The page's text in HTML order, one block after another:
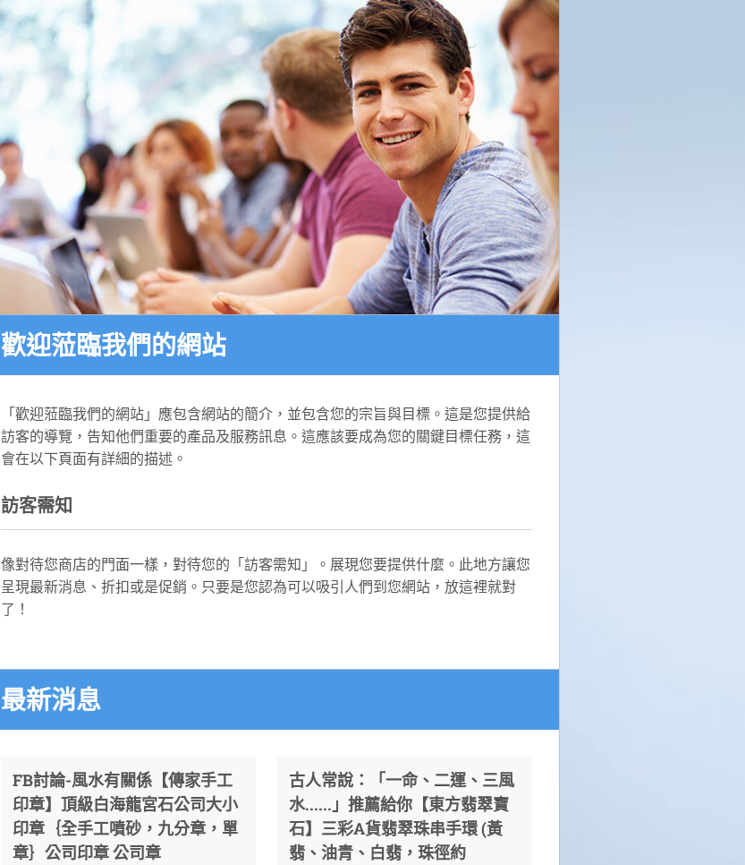
歡迎蒞臨我們的網站
「歡迎蒞臨我們的網站」應包含網站的簡介，並包含您的宗旨與目標。這是您提供給
訪客的導覽，告知他們重要的產品及服務訊息。這應該要成為您的關鍵目標任務，這
會在以下頁面有詳細的描述。
訪客需知
像對待您商店的門面一樣，對待您的「訪客需知」。展現您要提供什麼。此地方讓您
呈現最新消息、折扣或是促銷。只要是您認為可以吸引人們到您網站，放這裡就對
了！
最新消息
FB討論-風水有關係【傳家手工
印章】頂級白海龍宮石公司大小
印章｛全手工噴砂，九分章，單
章｝公司印章 公司章
古人常說：「一命、二運、三風
水......」推薦給你【東方翡翠寶
石】三彩A貨翡翠珠串手環 (黃
翡、油青、白翡，珠徑約